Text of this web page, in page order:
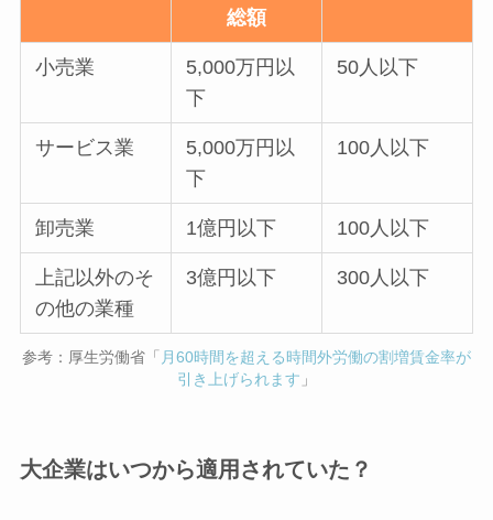
総額
小売業
5,000万円以
下
50人以下
サービス業
5,000万円以
下
100人以下
卸売業 1億円以下 100人以下
上記以外のそ
の他の業種
3億円以下 300人以下
参考：厚生労働省「 月60時間を超える時間外労働の割増賃金率が
引き上げられます 」
大企業はいつから適用されていた？